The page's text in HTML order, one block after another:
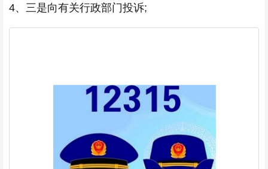
4、三是向有关行政部门投诉;